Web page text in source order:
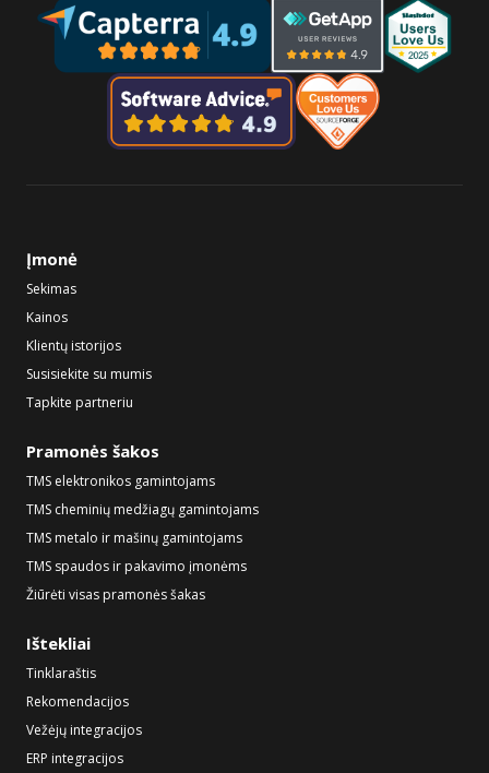
Įmonė
Sekimas
Kainos
Klientų istorijos
Susisiekite su mumis
Tapkite partneriu
Pramonės šakos
TMS elektronikos gamintojams
TMS cheminių medžiagų gamintojams
TMS metalo ir mašinų gamintojams
TMS spaudos ir pakavimo įmonėms
Žiūrėti visas pramonės šakas
Ištekliai
Tinklaraštis
Rekomendacijos
Vežėjų integracijos
ERP integracijos